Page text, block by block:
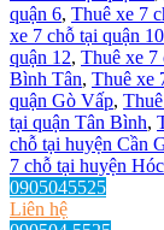
quận 6, Thuê xe 7
xe 7 chỗ tại quận 10
quận 12, Thuê xe
Bình Tân, Thuê xe
quận Gò Vấp,
tại quận Tân Bình,
chỗ tại huyện Cần
7 chỗ tại huyện
0905045525
Liên hệ